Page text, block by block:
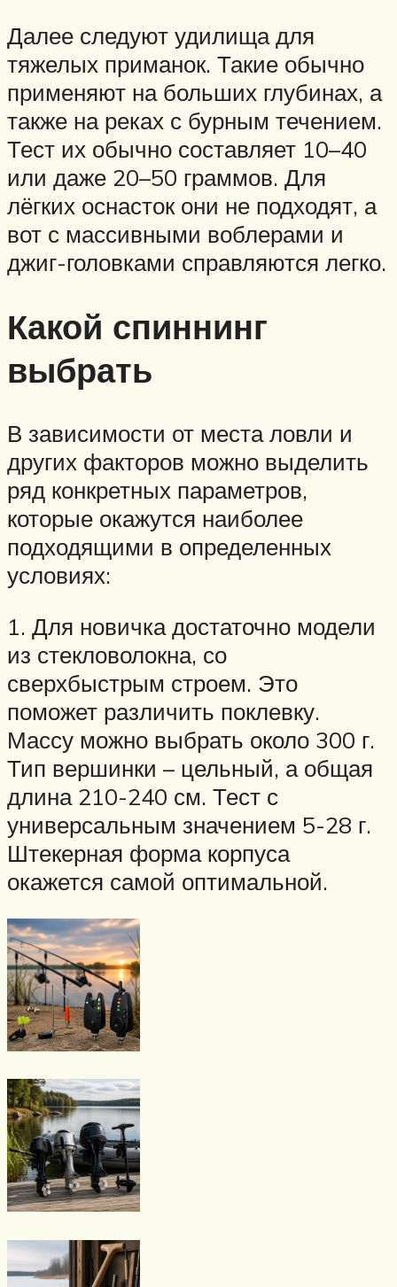
Далее следуют удилища для
тяжелых приманок. Такие обычно
применяют на больших глубинах, а
также на реках с бурным течением.
Тест их обычно составляет 10–40
или даже 20–50 граммов. Для
лёгких оснасток они не подходят, а
вот с массивными воблерами и
джиг-головками справляются легко.
Какой спиннинг
выбрать
В зависимости от места ловли и
других факторов можно выделить
ряд конкретных параметров,
которые окажутся наиболее
подходящими в определенных
условиях:
1. Для новичка достаточно модели
из стекловолокна, со
сверхбыстрым строем. Это
поможет различить поклевку.
Массу можно выбрать около 300 г.
Тип вершинки – цельный, а общая
длина 210-240 см. Тест с
универсальным значением 5-28 г.
Штекерная форма корпуса
окажется самой оптимальной.